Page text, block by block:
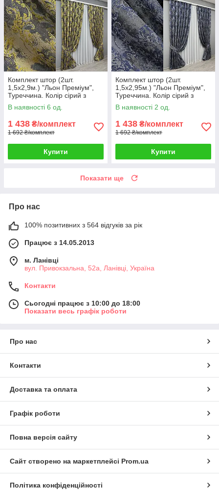
Комплект штор (2шт.
1,5х2,9м.) "Льон Преміум",
Туреччина. Колір сірий з
жовтим. Код 1834ш 33-0826
В наявності 6 од.
1 438 ₴/комплект
1 692 ₴/комплект
Купити
Комплект штор (2шт.
1,5х2,95м.) "Льон Преміум",
Туреччина. Колір сірий з
синім. Код 1835ш 33-0827
В наявності 2 од.
1 438 ₴/комплект
1 692 ₴/комплект
Купити
Показати ще
Про нас
100% позитивних з 564 відгуків за рік
Працює з 14.05.2013
м. Ланівці
вул. Привокзальна, 52а, Ланівці, Україна
Контакти
Сьогодні працює з 10:00 до 18:00
Показати весь графік роботи
Про нас
Контакти
Доставка та оплата
Графік роботи
Повна версія сайту
Сайт створено на маркетплейсі Prom.ua
Політика конфіденційності